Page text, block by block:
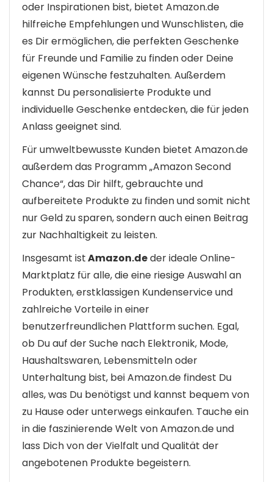
oder Inspirationen bist, bietet Amazon.de
hilfreiche Empfehlungen und Wunschlisten, die
es Dir ermöglichen, die perfekten Geschenke
für Freunde und Familie zu finden oder Deine
eigenen Wünsche festzuhalten. Außerdem
kannst Du personalisierte Produkte und
individuelle Geschenke entdecken, die für jeden
Anlass geeignet sind.
Für umweltbewusste Kunden bietet Amazon.de
außerdem das Programm „Amazon Second
Chance“, das Dir hilft, gebrauchte und
aufbereitete Produkte zu finden und somit nicht
nur Geld zu sparen, sondern auch einen Beitrag
zur Nachhaltigkeit zu leisten.
Insgesamt istAmazon.deder ideale Online-
Marktplatz für alle, die eine riesige Auswahl an
Produkten, erstklassigen Kundenservice und
zahlreiche Vorteile in einer
benutzerfreundlichen Plattform suchen. Egal,
ob Du auf der Suche nach Elektronik, Mode,
Haushaltswaren, Lebensmitteln oder
Unterhaltung bist, bei Amazon.de findest Du
alles, was Du benötigst und kannst bequem von
zu Hause oder unterwegs einkaufen. Tauche ein
in die faszinierende Welt von Amazon.de und
lass Dich von der Vielfalt und Qualität der
angebotenen Produkte begeistern.